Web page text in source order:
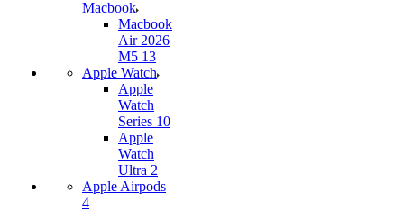
Macbook
Macbook
Air 2026
M5 13
Apple Watch
Apple
Watch
Series 10
Apple
Watch
Ultra 2
Apple Airpods
4